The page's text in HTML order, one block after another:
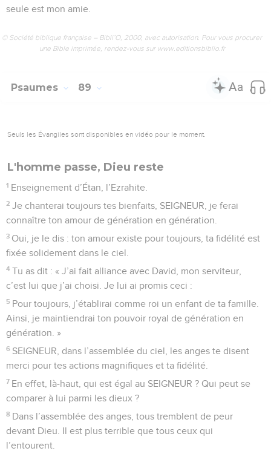
seule est mon amie.
© Société biblique française – Bibli’O, 2000, avec autorisation. Pour vous procurer
une Bible imprimée, rendez-vous sur www.editionsbiblio.fr
Psaumes 89
Seuls les Évangiles sont disponibles en vidéo pour le moment.
L'homme passe, Dieu reste
1 Enseignement d’Étan, l’Ezrahite.
2 Je chanterai toujours tes bienfaits, SEIGNEUR, je ferai
connaître ton amour de génération en génération.
3 Oui, je le dis : ton amour existe pour toujours, ta fidélité est
fixée solidement dans le ciel.
4 Tu as dit : « J’ai fait alliance avec David, mon serviteur,
c’est lui que j’ai choisi. Je lui ai promis ceci :
5 Pour toujours, j’établirai comme roi un enfant de ta famille.
Ainsi, je maintiendrai ton pouvoir royal de génération en
génération. »
6 SEIGNEUR, dans l’assemblée du ciel, les anges te disent
merci pour tes actions magnifiques et ta fidélité.
7 En effet, là-haut, qui est égal au SEIGNEUR ? Qui peut se
comparer à lui parmi les dieux ?
8 Dans l’assemblée des anges, tous tremblent de peur
devant Dieu. Il est plus terrible que tous ceux qui
l’entourent.